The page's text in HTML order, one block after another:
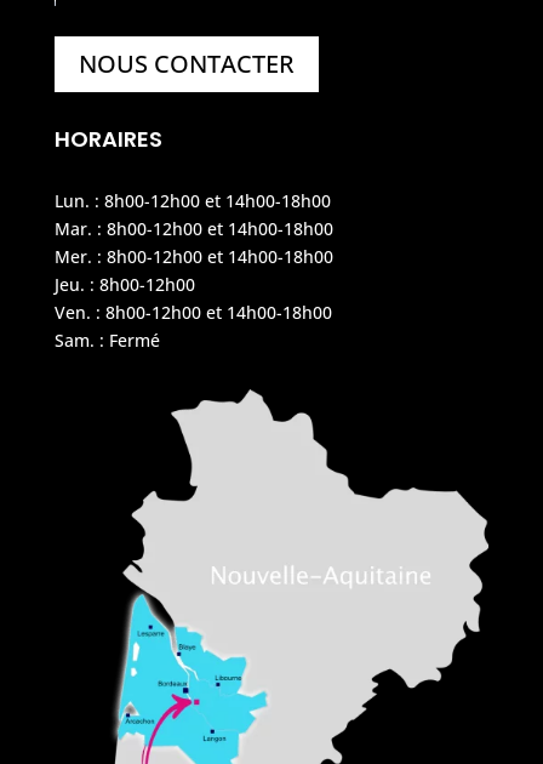
NOUS CONTACTER
HORAIRES
Lun. : 8h00-12h00 et 14h00-18h00
Mar. : 8h00-12h00 et 14h00-18h00
Mer. : 8h00-12h00 et 14h00-18h00
Jeu. : 8h00-12h00
Ven. : 8h00-12h00 et 14h00-18h00
Sam. : Fermé